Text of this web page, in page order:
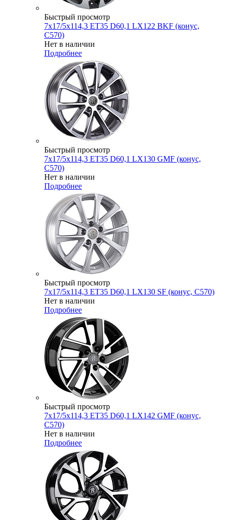
Быстрый просмотр
7x17/5x114,3 ET35 D60,1 LX122 BKF (конус,
C570)
Нет в наличии
Подробнее
Быстрый просмотр
7x17/5x114,3 ET35 D60,1 LX130 GMF (конус,
C570)
Нет в наличии
Подробнее
Быстрый просмотр
7x17/5x114,3 ET35 D60,1 LX130 SF (конус, C570)
Нет в наличии
Подробнее
Быстрый просмотр
7x17/5x114,3 ET35 D60,1 LX142 GMF (конус,
C570)
Нет в наличии
Подробнее